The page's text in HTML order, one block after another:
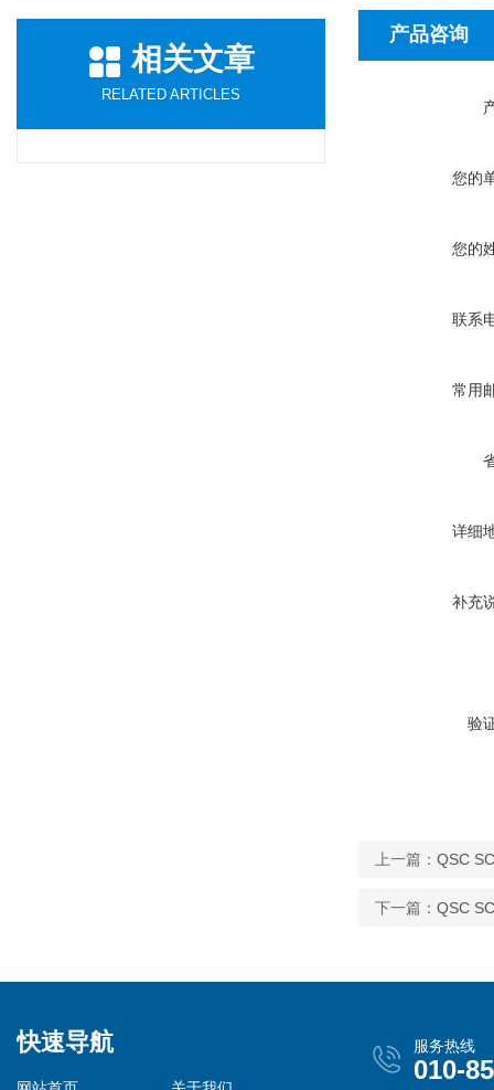
相关文章
RELATED ARTICLES
产品咨询
您的
您的
联系
常用
详细
补充
验
上一篇： QSC
下一篇： QSC
快速导航 服务热线
010-